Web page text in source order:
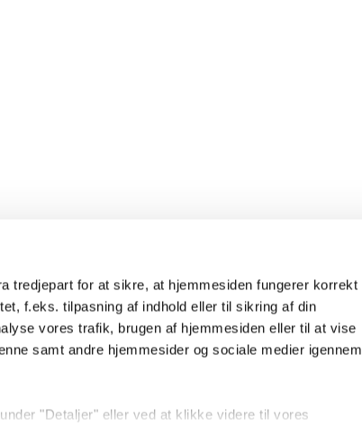
tredjepart for at sikre, at hjemmesiden fungerer korrekt
f.eks. tilpasning af indhold eller til sikring af din
vores trafik, brugen af hjemmesiden eller til at vise
samt andre hjemmesider og sociale medier igennem
"Detaljer" eller ved at klikke videre til vores